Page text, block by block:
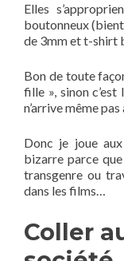
Elles
boutonneux
de 3mm et t-shirt
Bon de toute
fille », sinon c’est
n’arrive même
Donc je joue
bizarre parce
transgenre ou
dans les films…
Coller